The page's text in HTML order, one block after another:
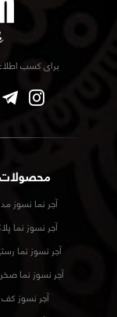
محصولات
آجر نما نسوز
آجر نسوز نما
آجر نسوز نما
آجر نسوز نما
آجر نسوز کف
برای کسب